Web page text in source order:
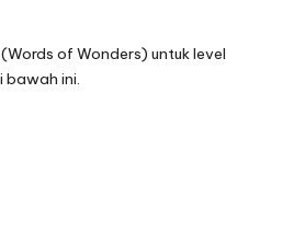
of Wonders) untuk level
bawah ini.